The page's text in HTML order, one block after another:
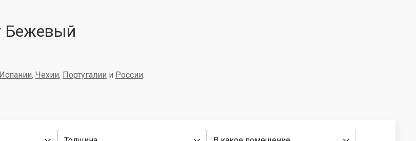
Бежевый
Испании, Чехии, Португалии и России.